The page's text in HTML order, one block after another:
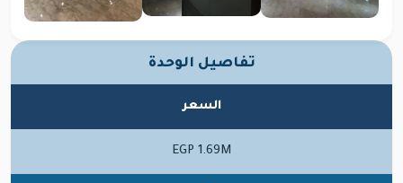
تفاصيل الوحدة
السعر
EGP 1.69M